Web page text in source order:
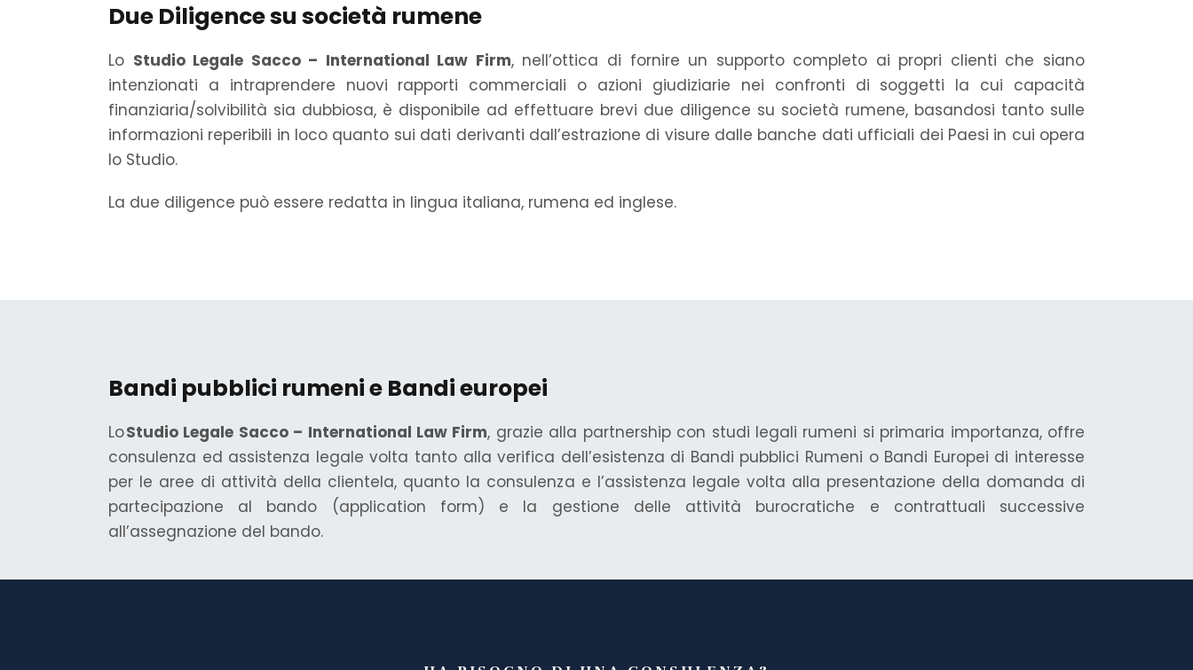
Due Diligence su società rumene
Lo Studio Legale Sacco – International Law Firm, nell’ottica di fornire un supporto completo ai propri clienti che siano
intenzionati a intraprendere nuovi rapporti commerciali o azioni giudiziarie nei confronti di soggetti la cui capacità
finanziaria/solvibilità sia dubbiosa, è disponibile ad effettuare brevi due diligence su società rumene, basandosi tanto sulle
informazioni reperibili in loco quanto sui dati derivanti dall’estrazione di visure dalle banche dati ufficiali dei Paesi in cui opera
lo Studio.
La due diligence può essere redatta in lingua italiana, rumena ed inglese.
Bandi pubblici rumeni e Bandi europei
LoStudio Legale Sacco – International Law Firm, grazie alla partnership con studi legali rumeni si primaria importanza, offre
consulenza ed assistenza legale volta tanto alla verifica dell’esistenza di Bandi pubblici Rumeni o Bandi Europei di interesse
per le aree di attività della clientela, quanto la consulenza e l’assistenza legale volta alla presentazione della domanda di
partecipazione al bando (application form) e la gestione delle attività burocratiche e contrattuali successive
all’assegnazione del bando.